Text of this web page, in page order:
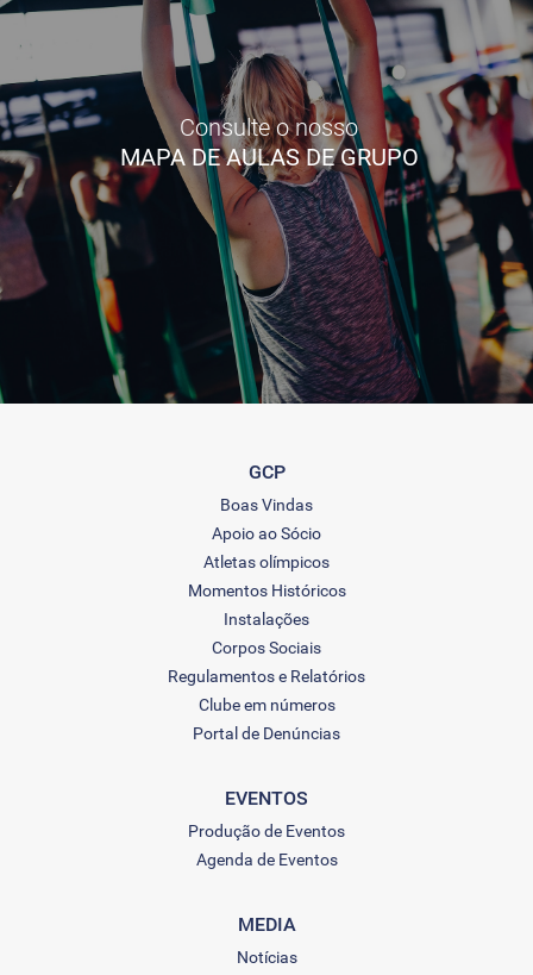
Consulte o nosso
MAPA DE AULAS DE GRUPO
GCP
Boas Vindas
Apoio ao Sócio
Atletas olímpicos
Momentos Históricos
Instalações
Corpos Sociais
Regulamentos e Relatórios
Clube em números
Portal de Denúncias
EVENTOS
Produção de Eventos
Agenda de Eventos
MEDIA
Notícias